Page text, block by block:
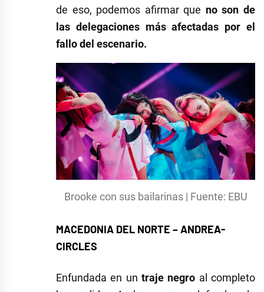
de eso, podemos afirmar que no son de
las delegaciones más afectadas por el
fallo del escenario.
Brooke con sus bailarinas | Fuente: EBU
MACEDONIA DEL NORTE – ANDREA-
CIRCLES
Enfundada en un traje negro al completo